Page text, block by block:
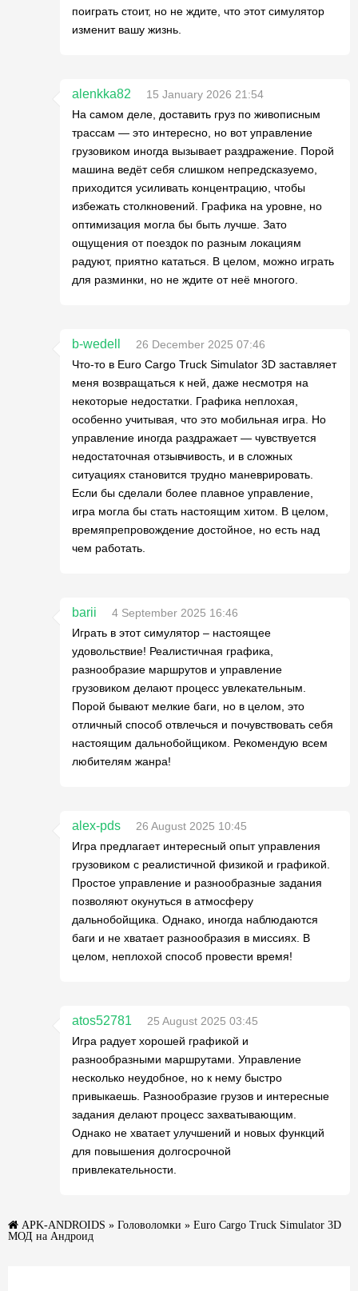
поиграть стоит, но не ждите, что этот симулятор
изменит вашу жизнь.
alenkka82
15 January 2026 21:54
На самом деле, доставить груз по живописным
трассам — это интересно, но вот управление
грузовиком иногда вызывает раздражение. Порой
машина ведёт себя слишком непредсказуемо,
приходится усиливать концентрацию, чтобы
избежать столкновений. Графика на уровне, но
оптимизация могла бы быть лучше. Зато
ощущения от поездок по разным локациям
радуют, приятно кататься. В целом, можно играть
для разминки, но не ждите от неё многого.
b-wedell
26 December 2025 07:46
Что-то в Euro Cargo Truck Simulator 3D заставляет
меня возвращаться к ней, даже несмотря на
некоторые недостатки. Графика неплохая,
особенно учитывая, что это мобильная игра. Но
управление иногда раздражает — чувствуется
недостаточная отзывчивость, и в сложных
ситуациях становится трудно маневрировать.
Если бы сделали более плавное управление,
игра могла бы стать настоящим хитом. В целом,
времяпрепровождение достойное, но есть над
чем работать.
barii
4 September 2025 16:46
Играть в этот симулятор – настоящее
удовольствие! Реалистичная графика,
разнообразие маршрутов и управление
грузовиком делают процесс увлекательным.
Порой бывают мелкие баги, но в целом, это
отличный способ отвлечься и почувствовать себя
настоящим дальнобойщиком. Рекомендую всем
любителям жанра!
alex-pds
26 August 2025 10:45
Игра предлагает интересный опыт управления
грузовиком с реалистичной физикой и графикой.
Простое управление и разнообразные задания
позволяют окунуться в атмосферу
дальнобойщика. Однако, иногда наблюдаются
баги и не хватает разнообразия в миссиях. В
целом, неплохой способ провести время!
atos52781
25 August 2025 03:45
Игра радует хорошей графикой и
разнообразными маршрутами. Управление
несколько неудобное, но к нему быстро
привыкаешь. Разнообразие грузов и интересные
задания делают процесс захватывающим.
Однако не хватает улучшений и новых функций
для повышения долгосрочной
привлекательности.
APK-ANDROIDS » Головоломки » Euro Cargo Truck Simulator 3D
МОД на Андроид